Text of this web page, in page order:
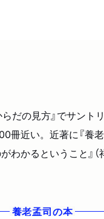
の見方』でサント
い。近著に『養
わかるということ』（
養老孟司の本